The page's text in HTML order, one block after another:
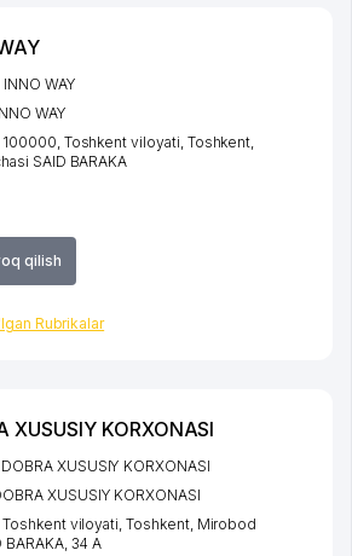
qilish
Rubrikalar
INNO WAY
WAY
Toshkent viloyati Toshkent
SAID BARAKA
XUSUSIY KORXONASI
DOBRA XUSUSIY KORXONASI
XUSUSIY KORXONASI
Toshkent viloyati,Toshkent, Mirobod
BARAKA, 34 A